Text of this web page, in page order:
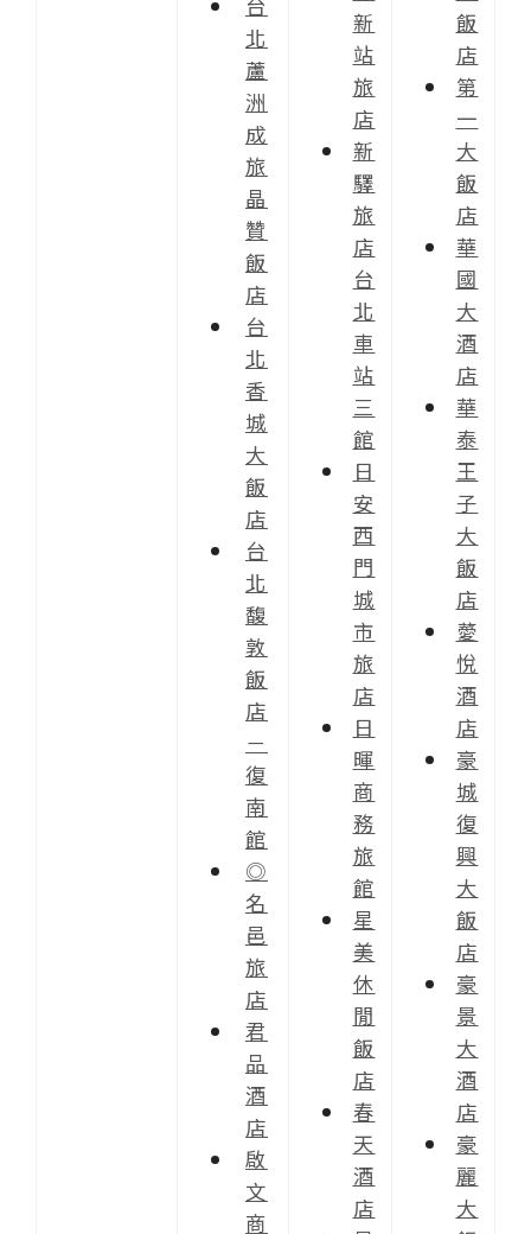
北
蘆
洲
成
旅
晶
贊
飯
店
台
北
香
城
大
飯
店
台
北
馥
敦
飯
店
－
復
南
館
◎
名
邑
旅
店
君
品
酒
店
啟
文
商
新
站
旅
店
新
驛
旅
店
台
北
車
站
三
館
日
安
西
門
城
市
旅
店
日
暉
商
務
旅
館
星
美
休
閒
飯
店
春
天
酒
店
飯
店
第
一
大
飯
店
華
國
大
酒
店
華
泰
王
子
大
飯
店
薆
悅
酒
店
豪
城
復
興
大
飯
店
豪
景
大
酒
店
豪
麗
大